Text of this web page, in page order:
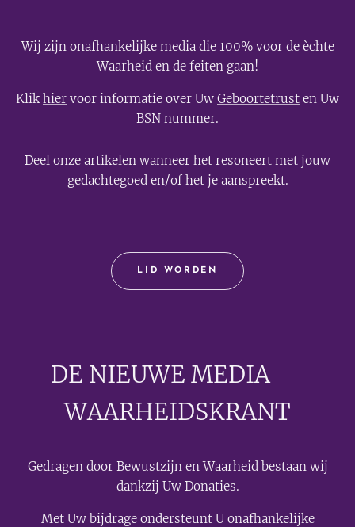
Wij zijn onafhankelijke media die 100% voor de èchte
Waarheid en de feiten gaan!
Klikhier voor informatie over Uw Geboortetrust en Uw
BSN nummer.
Deel onze artikelen wanneer het resoneert met jouw
gedachtegoed en/of het je aanspreekt.
LID WORDEN
DE NIEUWE MEDIA🟣
WAARHEIDSKRANT
Gedragen door Bewustzijn en Waarheid bestaan wij
dankzij Uw Donaties.
Met Uw bijdrage ondersteunt U onafhankelijke